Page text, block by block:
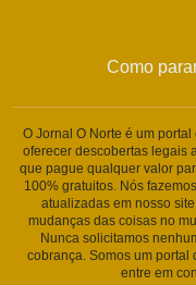
Como
O Jornal O Norte é um
oferecer descobertas legais
que pague qualquer valor
100% gratuitos. Nós
atualizadas em nosso
mudanças das coisas no
Nunca solicitamos
cobrança. Somos um portal
entre em